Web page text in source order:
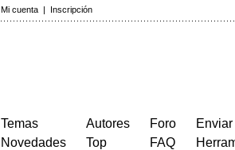
Mi cuenta | Inscripción
Temas
Novedades
Autores
Top
Foro
FAQ